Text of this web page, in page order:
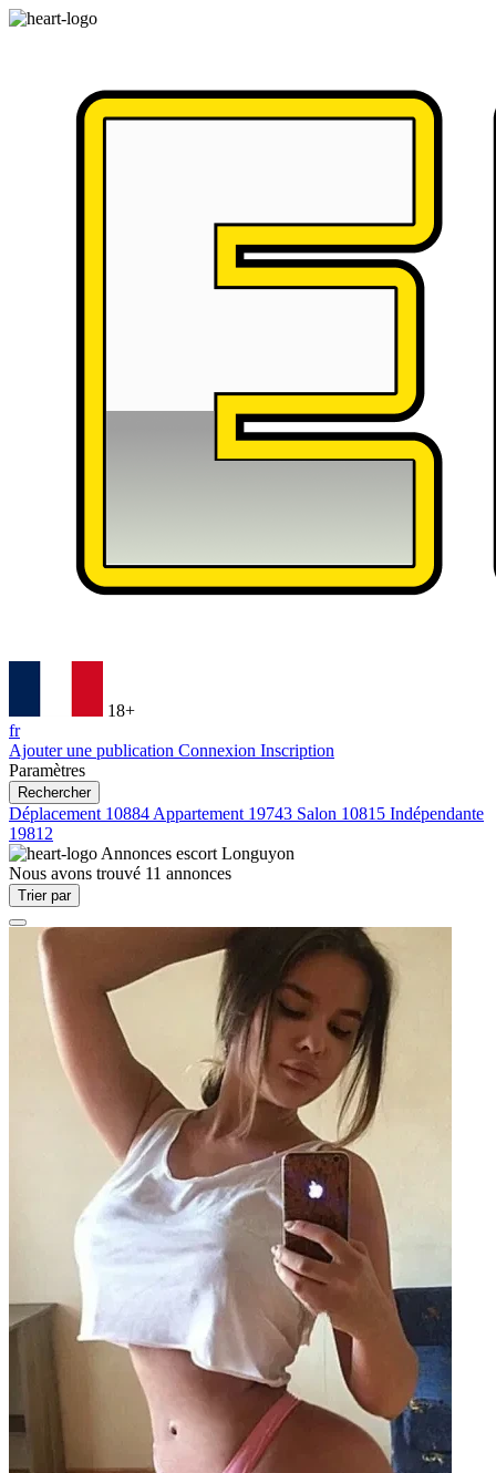
18+
fr
Ajouter une publication Connexion Inscription
Paramètres
Rechercher
Déplacement 10884 Appartement 19743 Salon 10815 Indépendante
19812
Annonces escort Longuyon
Nous avons trouvé 11 annonces
Trier par